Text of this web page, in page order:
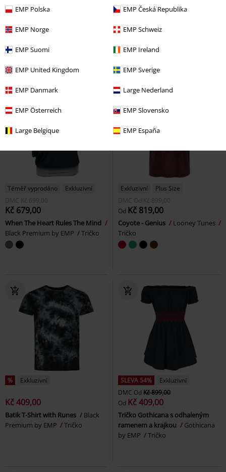
EMP Polska EMP Česká Republika
EMP Norge EMP Schweiz
EMP Suomi EMP Ireland
EMP United Kingdom EMP Sverige
EMP Danmark Large Nederland
EMP Österreich EMP Slovensko
Large Belgique EMP España
DMC Od Kč 999,00
EMP Signature Collection
Weiße Balken
Téměř vyprodáno
Exkluzivní
DMC
Kč 699,00
Kč 679,00
When The Heart Rules The Mind
Black Premium by EMP
Tričko
Exkluzivní
Plus Size
DMC Od Kč 899,00
Od Kč 819,00
Coyote - Genius
Looney Tunes
Tričko
% Exkluzivní
Kč 409,00
Batik T-Shirt with Runes
Black
Premium by EMP
Tričko
SLEVA 54%
Exkluzivní
DMC Od Kč 899,00
Od Kč 409,00
Tričko Gothicana s odhaleným
ramenem a krajkou
Gothicana
by EMP
Tričko